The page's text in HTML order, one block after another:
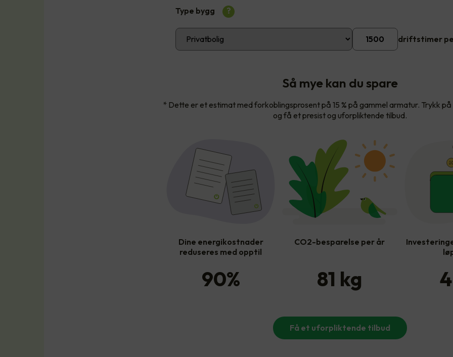
Type bygg ?
driftstimer
Så mye kan du spare
* Dette er et estimat med forkoblingsprosent på 15 % på gammel armatur. Trykk
og få et presist og uforpliktende tilbud.
Dine energikostnader
reduseres med opptil
90%
CO2-besparelse per år
81 kg 4
Få et uforpliktende tilbud